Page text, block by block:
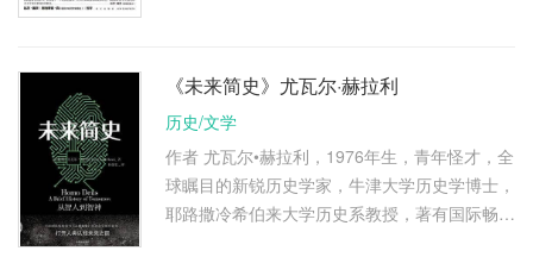
《未来简史》尤瓦尔·赫拉利
历史/文学
作者 尤瓦尔•赫拉利，1976年生，青年怪才，全
球瞩目的新锐历史学家，牛津大学历史学博士，
耶路撒冷希伯来大学历史系教授，著有国际畅销